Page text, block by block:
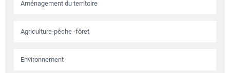
Aménagement du territoire
Agriculture-pêche -fôret
Environnement